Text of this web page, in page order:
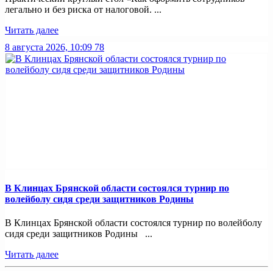
легально и без риска от налоговой. ...
Читать далее
8 августа 2026, 10:09 78
В Клинцах Брянской области состоялся турнир по
волейболу сидя среди защитников Родины
В Клинцах Брянской области состоялся турнир по волейболу
сидя среди защитников Родины ...
Читать далее